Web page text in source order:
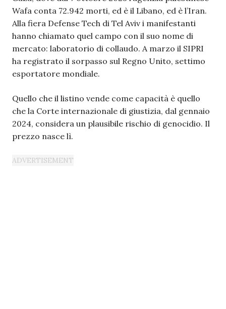
Wafa conta 72.942 morti, ed è il Libano, ed è l’Iran.
Alla fiera Defense Tech di Tel Aviv i manifestanti
hanno chiamato quel campo con il suo nome di
mercato: laboratorio di collaudo. A marzo il SIPRI
ha registrato il sorpasso sul Regno Unito, settimo
esportatore mondiale.
Quello che il listino vende come capacità è quello
che la Corte internazionale di giustizia, dal gennaio
2024, considera un plausibile rischio di genocidio. Il
prezzo nasce lì.